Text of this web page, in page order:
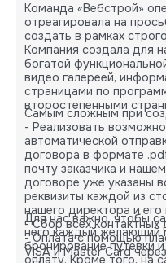
Команда «Вебстрой»
отреагировала на
создать в рамках
Компания создала для
богатой
видео галереей,
страницами по
второстепенными
Самым сложным при
- Реализовать
автоматической
договора в формате
почту заказчика и
договоре уже указаны
реквизиты каждой из
нашего директора и его
- Сбор всех контактных
- Оплата с помощью
VISA и Master Card
Для нас важно, чтобы
него каждый желающий
бронирование путевки
оплату. Кроме того, на